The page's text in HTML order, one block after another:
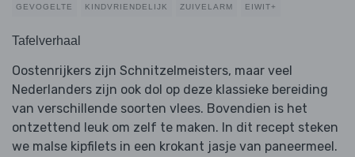
GEVOGELTE KINDVRIENDELIJK ZUIVELARM EIWIT+
Tafelverhaal
Oostenrijkers zijn Schnitzelmeisters, maar veel
Nederlanders zijn ook dol op deze klassieke bereiding
van verschillende soorten vlees. Bovendien is het
ontzettend leuk om zelf te maken. In dit recept steken
we malse kipfilets in een krokant jasje van paneermeel.